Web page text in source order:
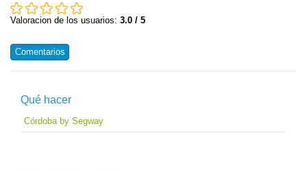
Valoracion de los usuarios: 3.0 / 5
Comentarios
Qué hacer
Córdoba by Segway